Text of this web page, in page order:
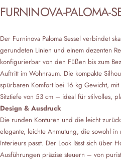
FURNINOVA-PALOMA-
Der Furninova Paloma Sessel verbindet
gerundeten Linien und einem dezenten
konfigurierbar von den Füßen bis zum
Auftritt im Wohnraum. Die kompakte
spürbaren Komfort bei 16 kg Gewicht,
Sitztiefe von 53 cm – ideal für stilvolles,
Design & Ausdruck
Die runden Konturen und die leicht
elegante, leichte Anmutung, die sowohl in
Interieurs passt. Der Look lässt sich über
Ausführungen präzise steuern – von